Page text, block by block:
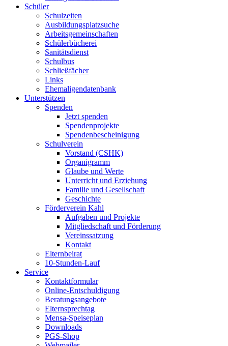
Schüler
Schulzeiten
Ausbildungsplatzsuche
Arbeitsgemeinschaften
Schülerbücherei
Sanitätsdienst
Schulbus
Schließfächer
Links
Ehemaligendatenbank
Unterstützen
Spenden
Jetzt spenden
Spendenprojekte
Spendenbescheinigung
Schulverein
Vorstand (CSHK)
Organigramm
Glaube und Werte
Unterricht und Erziehung
Familie und Gesellschaft
Geschichte
Förderverein Kahl
Aufgaben und Projekte
Mitgliedschaft und Förderung
Vereinssatzung
Kontakt
Elternbeirat
10-Stunden-Lauf
Service
Kontaktformular
Online-Entschuldigung
Beratungsangebote
Elternsprechtag
Mensa-Speiseplan
Downloads
PGS-Shop